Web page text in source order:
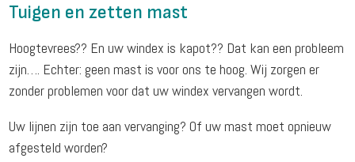
Tuigen en zetten mast
Hoogtevrees?? En uw windex is kapot?? Dat kan een probleem
zijn…. Echter: geen mast is voor ons te hoog. Wij zorgen er
zonder problemen voor dat uw windex vervangen wordt.
Uw lijnen zijn toe aan vervanging? Of uw mast moet opnieuw
afgesteld worden?